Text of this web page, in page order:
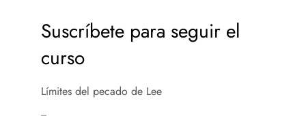
Suscríbete para seguir el
curso
Límites del pecado de Lee